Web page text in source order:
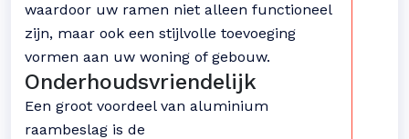
waardoor uw ramen niet alleen functioneel
zijn, maar ook een stijlvolle toevoeging
vormen aan uw woning of gebouw.
Onderhoudsvriendelijk
Een groot voordeel van aluminium
raambeslag is de